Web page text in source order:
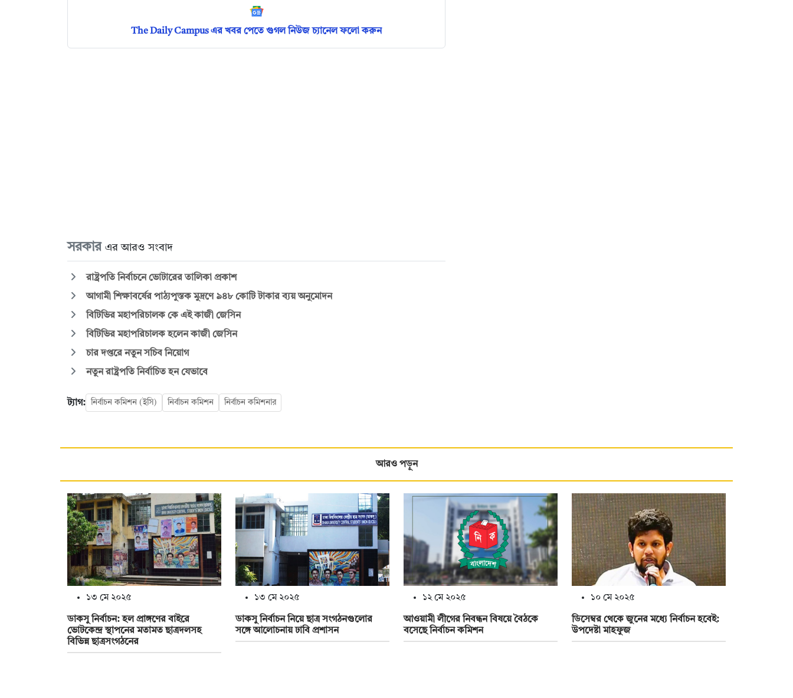
The Daily Campus এর খবর পেতে গুগল নিউজ চ্যানেল ফলো করুন
সরকার এর আরও সংবাদ
রাষ্ট্রপতি নির্বাচনে ভোটারের তালিকা প্রকাশ
আগামী শিক্ষাবর্ষের পাঠ্যপুস্তক মুদ্রণে ৯৪৮ কোটি টাকার ব্যয় অনুমোদন
বিটিভির মহাপরিচালক কে এই কাজী জেসিন
বিটিভির মহাপরিচালক হলেন কাজী জেসিন
চার দপ্তরে নতুন সচিব নিয়োগ
নতুন রাষ্ট্রপতি নির্বাচিত হন যেভাবে
ট্যাগ: নির্বাচন কমিশন (ইসি) নির্বাচন কমিশন নির্বাচন কমিশনার
আরও পড়ুন
১৩ মে ২০২৫
ডাকসু নির্বাচন: হল প্রাঙ্গণের বাইরে
ভোটকেন্দ্র স্থাপনের মতামত ছাত্রদলসহ
বিভিন্ন ছাত্রসংগঠনের
১৩ মে ২০২৫
ডাকসু নির্বাচন নিয়ে ছাত্র সংগঠনগুলোর
সঙ্গে আলোচনায় ঢাবি প্রশাসন
১২ মে ২০২৫
আওয়ামী লীগের নিবন্ধন বিষয়ে বৈঠকে
বসেছে নির্বাচন কমিশন
১০ মে ২০২৫
ডিসেম্বর থেকে জুনের মধ্যে নির্বাচন হবেই:
উপদেষ্টা মাহফুজ